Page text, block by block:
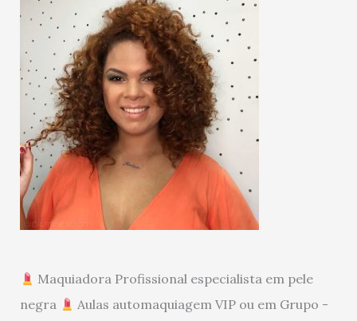
Maquiadora Profissional especialista em pele
negra
Aulas automaquiagem VIP ou em Grupo -